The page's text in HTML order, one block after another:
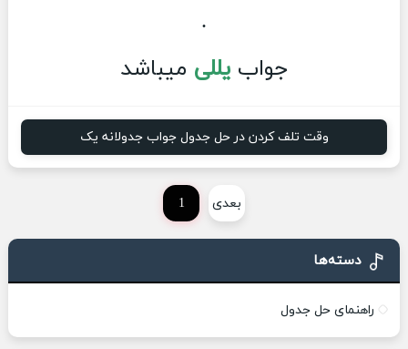
.
جوابیللی میباشد
وقت تلف کردن در حل جدول جواب جدولانه یک
1 بعدی
دسته‌ها
راهنمای حل جدول